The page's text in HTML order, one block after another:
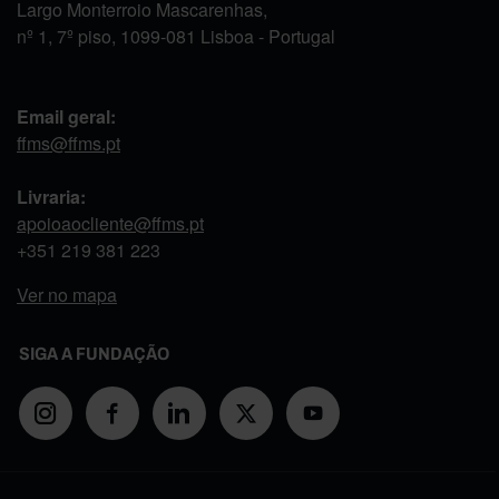
Largo Monterroio Mascarenhas,
nº 1, 7º piso, 1099-081 Lisboa - Portugal
Email geral:
ffms@ffms.pt
Livraria:
apoioaocliente@ffms.pt
+351 219 381 223
Ver no mapa
SIGA A FUNDAÇÃO